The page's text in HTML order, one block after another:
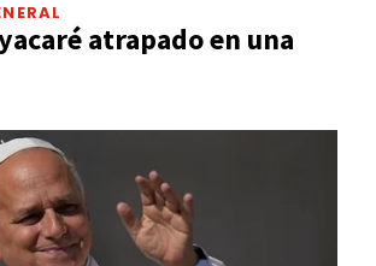
atrapado en una